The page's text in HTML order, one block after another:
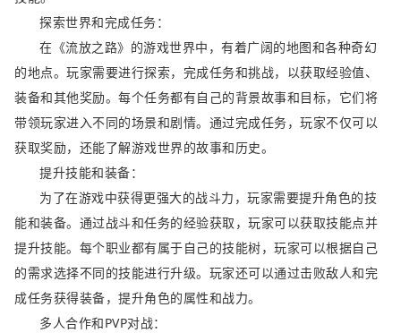
探索世界和完成任务：
在《流放之路》的游戏世界中，有着广阔的地图和各种奇幻
的地点。玩家需要进行探索，完成任务和挑战，以获取经验值、
装备和其他奖励。每个任务都有自己的背景故事和目标，它们将
带领玩家进入不同的场景和剧情。通过完成任务，玩家不仅可以
获取奖励，还能了解游戏世界的故事和历史。
提升技能和装备：
为了在游戏中获得更强大的战斗力，玩家需要提升角色的技
能和装备。通过战斗和任务的经验获取，玩家可以获取技能点并
提升技能。每个职业都有属于自己的技能树，玩家可以根据自己
的需求选择不同的技能进行升级。玩家还可以通过击败敌人和完
成任务获得装备，提升角色的属性和战力。
多人合作和PVP对战：